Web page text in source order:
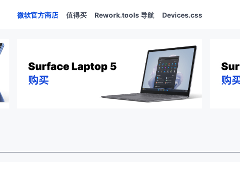
微软官方商店 值得买 Rework.tools 导航 Devices.css